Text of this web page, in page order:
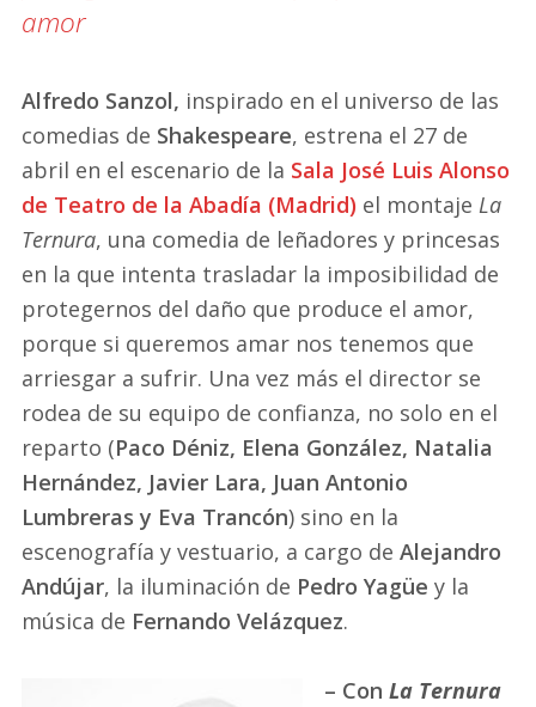
amor
Alfredo Sanzol, inspirado en el universo de las
comedias de Shakespeare, estrena el 27 de
abril en el escenario de la Sala José Luis Alonso
de Teatro de la Abadía (Madrid) el montaje La
Ternura, una comedia de leñadores y princesas
en la que intenta trasladar la imposibilidad de
protegernos del daño que produce el amor,
porque si queremos amar nos tenemos que
arriesgar a sufrir. Una vez más el director se
rodea de su equipo de confianza, no solo en el
reparto (Paco Déniz, Elena González, Natalia
Hernández, Javier Lara, Juan Antonio
Lumbreras y Eva Trancón) sino en la
escenografía y vestuario, a cargo de Alejandro
Andújar, la iluminación de Pedro Yagüe y la
música de Fernando Velázquez.
– Con La Ternura